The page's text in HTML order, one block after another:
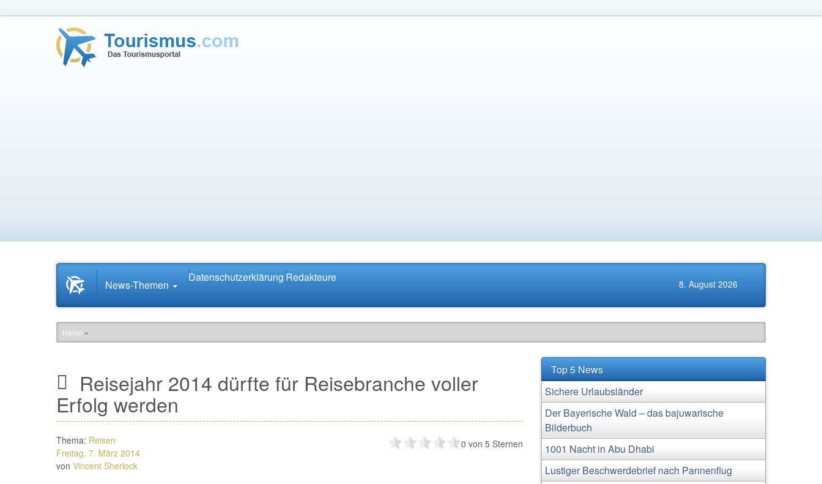
Startseite
News.Tourismus.com
News-Themen
Datenschutzerklärung Redakteure 8. August 2026
Home »
Reisejahr 2014 dürfte für Reisebranche voller
Erfolg werden
Thema: Reisen
Freitag, 7. März 2014
von Vincent Sherlock
0 von 5 Sternen
Top 5 News
Sichere Urlaubsländer
Der Bayerische Wald – das bajuwarische
Bilderbuch
1001 Nacht in Abu Dhabi
Lustiger Beschwerdebrief nach Pannenflug